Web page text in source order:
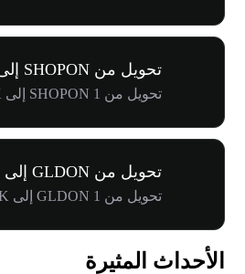
تحويل من SHOPON إلى ZAR
تحويل من 1 SHOPON إلى R2.37K
تحويل من GLDON إلى ZAR
تحويل من 1 GLDON إلى R6.42K
الأحداث المثيرة